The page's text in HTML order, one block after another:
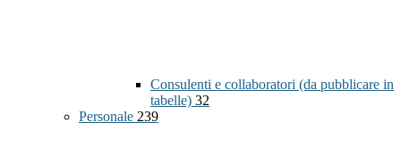
Consulenti e collaboratori (da pubblicare in
tabelle) 32
Personale 239